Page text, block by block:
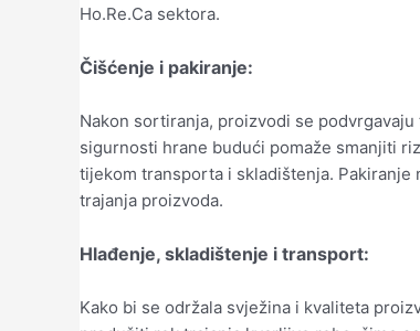
Ho.Re.Ca sektora.
Čišćenje i pakiranje:
Nakon sortiranja, proizvodi se
sigurnosti hrane budući pomaže smanjiti
tijekom transporta i skladištenja. Pakiranje
trajanja proizvoda.
Hlađenje, skladištenje i transport:
Kako bi se održala svježina i kvaliteta